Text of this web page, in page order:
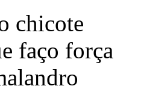
chicote
faço força